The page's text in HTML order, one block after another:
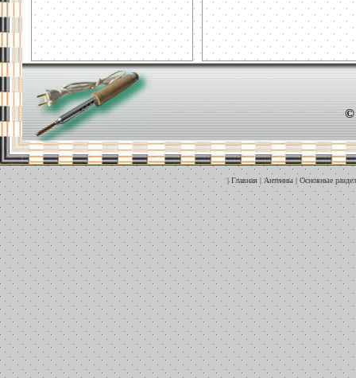
|Главная | Антенны | Основные